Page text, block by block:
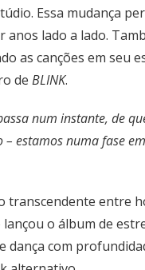
Essa mudança
lado a lado.
as canções em seu
de BLINK.
num instante, de
estamos numa fase
transcendente entre
o álbum de
dança com